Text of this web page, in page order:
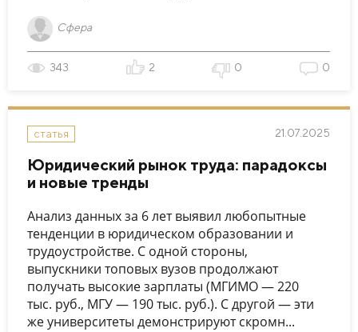
Сфера
343 2 0 0
статья 21.07.2025
Юридический рынок труда: парадоксы
и новые тренды
Анализ данных за 6 лет выявил любопытные
тенденции в юридическом образовании и
трудоустройстве. С одной стороны,
выпускники топовых вузов продолжают
получать высокие зарплаты (МГИМО — 220
тыс. руб., МГУ — 190 тыс. руб.). С другой — эти
же университеты демонстрируют скромн...